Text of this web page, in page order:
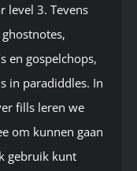
level 3. Tevens
en gospelchops,
in paradiddles. In
fills leren we
om kunnen gaan
gebruik kunt